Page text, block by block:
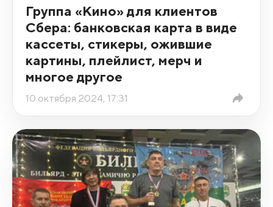
Группа «Кино» для клиентов
Сбера: банковская карта в виде
кассеты, стикеры, ожившие
картины, плейлист, мерч и
многое другое
10 октября 2024, 17:31